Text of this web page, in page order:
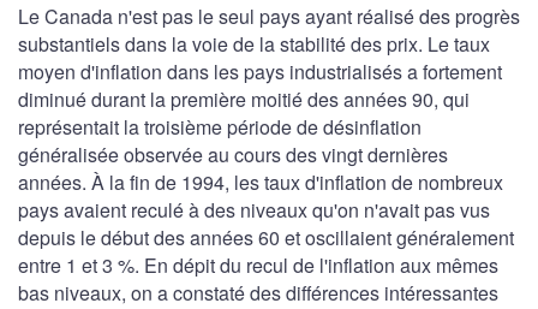
Le Canada n'est pas le seul pays ayant réalisé des progrès
substantiels dans la voie de la stabilité des prix. Le taux
moyen d'inflation dans les pays industrialisés a fortement
diminué durant la première moitié des années 90, qui
représentait la troisième période de désinflation
généralisée observée au cours des vingt dernières
années. À la fin de 1994, les taux d'inflation de nombreux
pays avaient reculé à des niveaux qu'on n'avait pas vus
depuis le début des années 60 et oscillaient généralement
entre 1 et 3 %. En dépit du recul de l'inflation aux mêmes
bas niveaux, on a constaté des différences intéressantes